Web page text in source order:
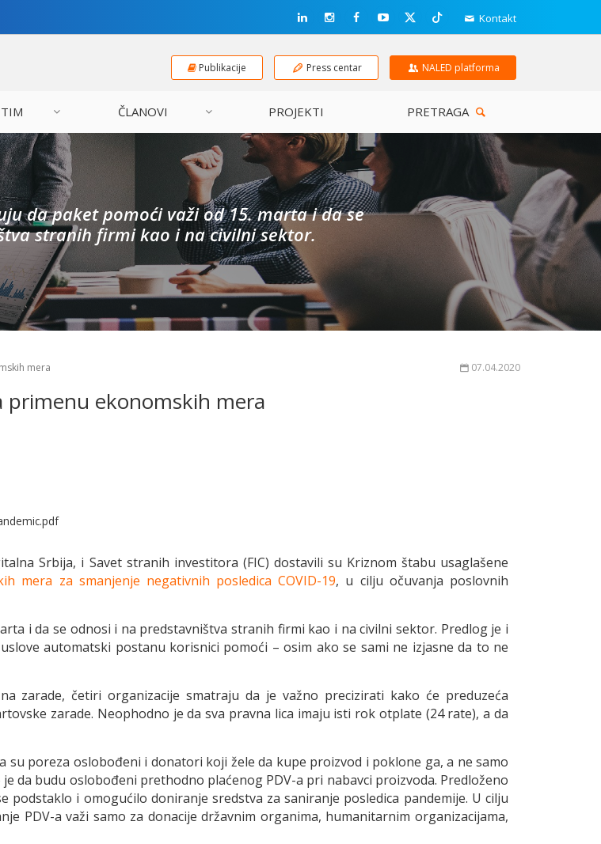
Kontakt
Publikacije Press centar NALED platforma
ČLANOVI PROJEKTI PRETRAGA
da paket pomoći važi od 15. marta i da se
stranih firmi kao i na civilni sektor.
mera 07.04.2020
primenu ekonomskih mera
Srbija, i Savet stranih investitora (FIC) dostavili su Kriznom štabu usaglašene
mera za smanjenje negativnih posledica COVID-19, u cilju očuvanja poslovnih
i da se odnosi i na predstavništva stranih firmi kao i na civilni sektor. Predlog je i
automatski postanu korisnici pomoći – osim ako se sami ne izjasne da to ne
zarade, četiri organizacije smatraju da je važno precizirati kako će preduzeća
zarade. Neophodno je da sva pravna lica imaju isti rok otplate (24 rate), a da
su poreza oslobođeni i donatori koji žele da kupe proizvod i poklone ga, a ne samo
da budu oslobođeni prethodno plaćenog PDV-a pri nabavci proizvoda. Predloženo
i omogućilo doniranje sredstva za saniranje posledica pandemije. U cilju
PDV-a važi samo za donacije državnim organima, humanitarnim organizacijama,